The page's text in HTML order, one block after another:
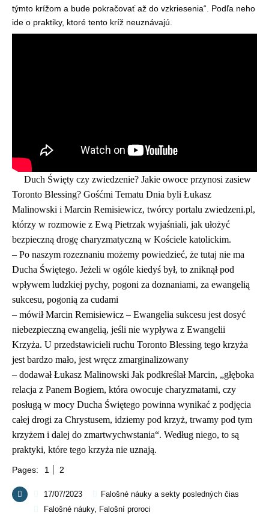
týmto krížom a bude pokračovať až do vzkriesenia“. Podľa neho
ide o praktiky, ktoré tento kríž neuznávajú.
Duch Święty czy zwiedzenie? Jakie owoce przynosi zasiew
Toronto Blessing? Gośćmi Tematu Dnia byli Łukasz
Malinowski i Marcin Remisiewicz, twórcy portalu zwiedzeni.pl,
którzy w rozmowie z Ewą Pietrzak wyjaśniali, jak ułożyć
bezpieczną drogę charyzmatyczną w Kościele katolickim.
– Po naszym rozeznaniu możemy powiedzieć, że tutaj nie ma
Ducha Świętego. Jeżeli w ogóle kiedyś był, to zniknął pod
wpływem ludzkiej pychy, pogoni za doznaniami, za ewangelią
sukcesu, pogonią za cudami
– mówił Marcin Remisiewicz – Ewangelia sukcesu jest dosyć
niebezpieczną ewangelią, jeśli nie wypływa z Ewangelii
Krzyża. U przedstawicieli ruchu Toronto Blessing tego krzyża
jest bardzo mało, jest wręcz zmarginalizowany
– dodawał Łukasz Malinowski Jak podkreślał Marcin, „głęboka
relacja z Panem Bogiem, która owocuje charyzmatami, czy
posługą w mocy Ducha Świętego powinna wynikać z podjęcia
całej drogi za Chrystusem, idziemy pod krzyż, trwamy pod tym
krzyżem i dalej do zmartwychwstania“. Według niego, to są
praktyki, które tego krzyża nie uznają.
Pages: 1 2
17/07/2023
Falošné náuky a sekty posledných čias
Falošné náuky, Falošní proroci